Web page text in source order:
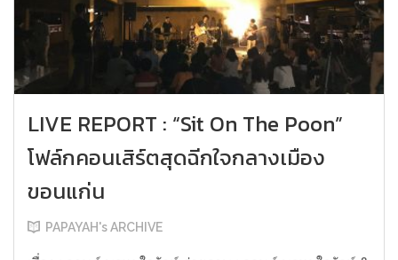
LIVE REPORT : “Sit On The Poon”
โฟล์กคอนเสิร์ตสุดฉีกใจกลางเมือง
ขอนแก่น
PAPAYAH's ARCHIVE